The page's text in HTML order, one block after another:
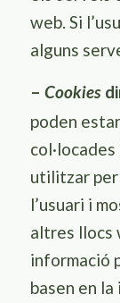
web. Si
alguns
– Cookies
poden
utilitzar per
l’usuari i
altres llocs
informació
basen en